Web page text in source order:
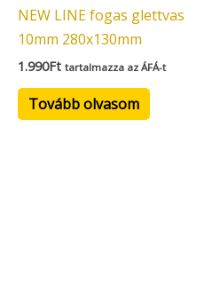
NEW LINE fogas glettvas
10mm 280x130mm
1.990Ft tartalmazza az ÁFÁ-t
Tovább olvasom